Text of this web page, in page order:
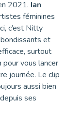
2021. Ian
féminines
c’est Nitty
et
surtout
vous lancer
journée. Le clip
aussi bien
ses